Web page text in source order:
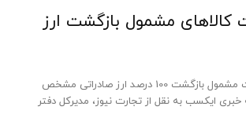
کالاهای مشمول بازگشت ارز
کالاهای فولادی و فلزات مشمول بازگشت 100 درصد ارز صادراتی مشخص
ایکسب به نقل از تجارت نیوز، مدیرکل دفتر